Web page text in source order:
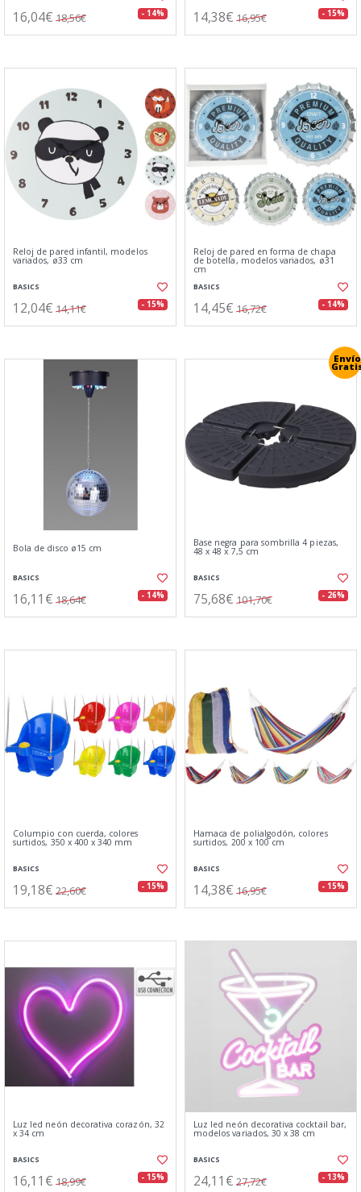
16,04€ 18,56€ - 14% 14,38€ 16,95€ - 15%
Reloj de pared infantil, modelos
variados, ø33 cm
BASICS
12,04€ 14,11€ - 15%
Reloj de pared en forma de chapa
de botella, modelos variados, ø31
cm
BASICS
14,45€ 16,72€ - 14%
Bola de disco ø15 cm
BASICS
16,11€ 18,64€ - 14%
Envío
Base negra para sombrilla 4 piezas,
48 x 48 x 7,5 cm
BASICS
75,68€ 101,70€ - 26%
Columpio con cuerda, colores
surtidos, 350 x 400 x 340 mm
BASICS
19,18€ 22,60€ - 15%
Hamaca de polialgodón, colores
surtidos, 200 x 100 cm
BASICS
14,38€ 16,95€ - 15%
Luz led neón decorativa corazón, 32
x 34 cm
BASICS
16,11€ 18,99€ - 15%
Luz led neón decorativa cocktail bar,
modelos variados, 30 x 38 cm
BASICS
24,11€ 27,72€ - 13%